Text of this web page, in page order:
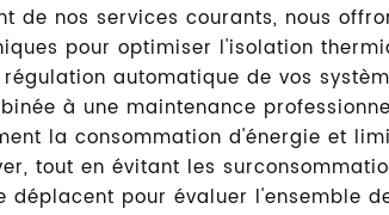
Contactez-nous
de nos services courants, nous
pour optimiser l'isolation
automatique de vos
à une maintenance
la consommation d'énergie et
tout en évitant les
déplacent pour évaluer l'ensemble